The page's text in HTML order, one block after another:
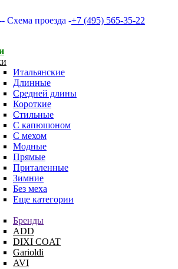
- Схема проезда -+7 (495) 565-35-22
Итальянские
Длинные
Средней длины
Короткие
Стильные
С капюшоном
С мехом
Модные
Прямые
Приталенные
Зимние
Без меха
Еще категории
Бренды
ADD
DIXI COAT
Garioldi
AVI